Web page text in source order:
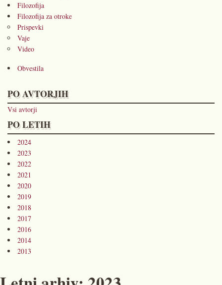
Filozofija
Filozofija za otroke
Prispevki
Vaje
Video
Obvestila
PO AVTORJIH
Vsi avtorji
PO LETIH
2024
2023
2022
2021
2020
2019
2018
2017
2016
2014
2013